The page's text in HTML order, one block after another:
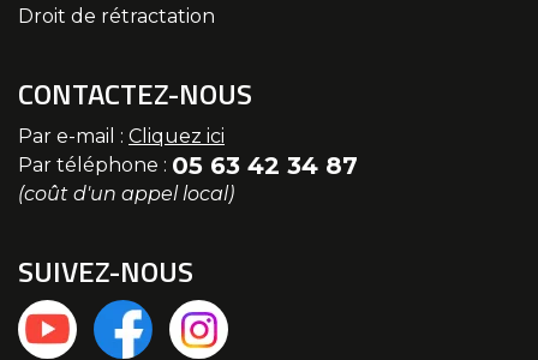
Droit de rétractation
CONTACTEZ-NOUS
Par e-mail : Cliquez ici
Par téléphone : 05 63 42 34 87
(coût d'un appel local)
SUIVEZ-NOUS